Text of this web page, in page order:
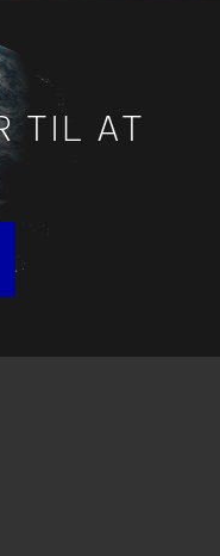
TIL AT